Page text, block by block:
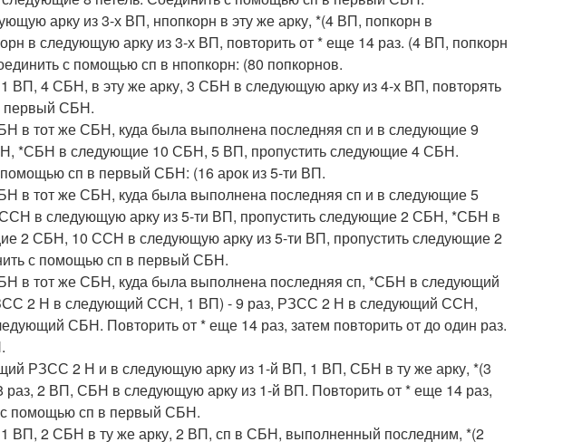
арку из 3-х ВП, нпопкорн в эту же арку, *(4 ВП, попкорн в
в следующую арку из 3-х ВП, повторить от * еще 14 раз. (4 ВП, попкорн
с помощью сп в нпопкорн: (80 попкорнов.
ВП, 4 СБН, в эту же арку, 3 СБН в следующую арку из 4-х ВП, повторять
первый СБН.
в тот же СБН, куда была выполнена последняя сп и в следующие 9
*СБН в следующие 10 СБН, 5 ВП, пропустить следующие 4 СБН.
сп в первый СБН: (16 арок из 5-ти ВП.
в тот же СБН, куда была выполнена последняя сп и в следующие 5
в следующую арку из 5-ти ВП, пропустить следующие 2 СБН, *СБН в
2 СБН, 10 ССН в следующую арку из 5-ти ВП, пропустить следующие 2
с помощью сп в первый СБН.
в тот же СБН, куда была выполнена последняя сп, *СБН в следующий
2 Н в следующий ССН, 1 ВП) - 9 раз, РЗСС 2 Н в следующий ССН,
СБН. Повторить от * еще 14 раз, затем повторить от до один раз.
РЗСС 2 Н и в следующую арку из 1-й ВП, 1 ВП, СБН в ту же арку, *(3
2 ВП, СБН в следующую арку из 1-й ВП. Повторить от * еще 14 раз,
с помощью сп в первый СБН.
ВП, 2 СБН в ту же арку, 2 ВП, сп в СБН, выполненный последним, *(2